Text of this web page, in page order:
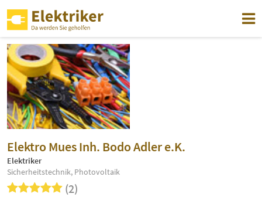
Elektro Mues Inh. Bodo Adler e.K.
Elektriker
Sicherheitstechnik, Photovoltaik
(2)